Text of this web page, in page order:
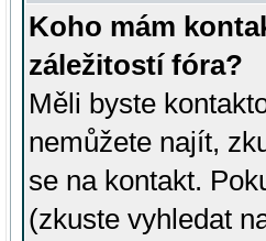
Koho mám
záležitostí fóra?
Měli byste
nemůžete najít,
se na kontakt.
(zkuste vyhledat